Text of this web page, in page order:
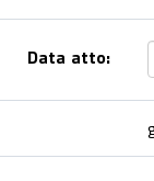
Data atto: